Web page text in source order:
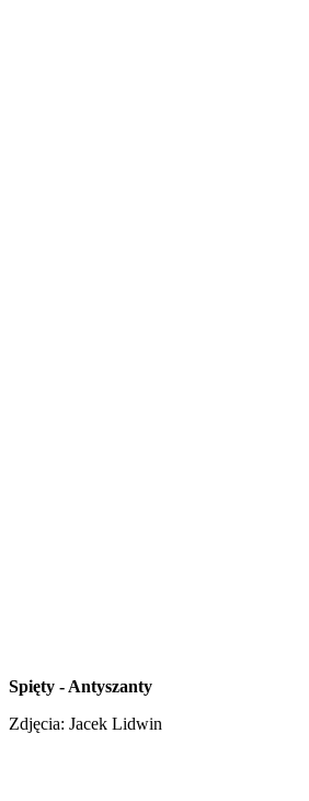
Spięty - Antyszanty
Zdjęcia: Jacek Lidwin